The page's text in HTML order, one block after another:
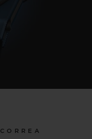
CORREA